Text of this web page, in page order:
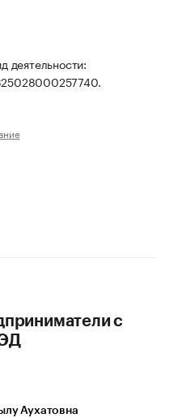
деятельности:
с
Аухатовна